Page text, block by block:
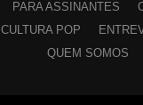
PARA ASSINANTES
CULTURA POP
QUEM SOMOS